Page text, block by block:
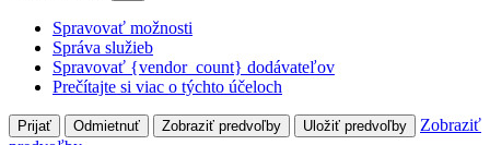
Spravovať možnosti
Správa služieb
Spravovať {vendor_count} dodávateľov
Prečítajte si viac o týchto účeloch
Prijať Odmietnuť Zobraziť predvoľby Uložiť predvoľby
Zobraziť